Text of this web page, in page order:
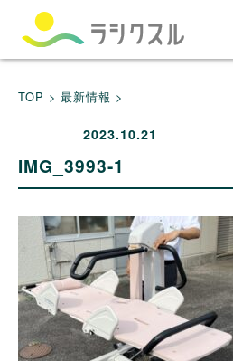
TOP > 最新情報 >
2023.10.21
IMG_3993-1